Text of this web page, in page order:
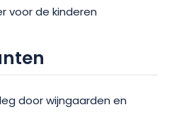
voor de kinderen
door wijngaarden en